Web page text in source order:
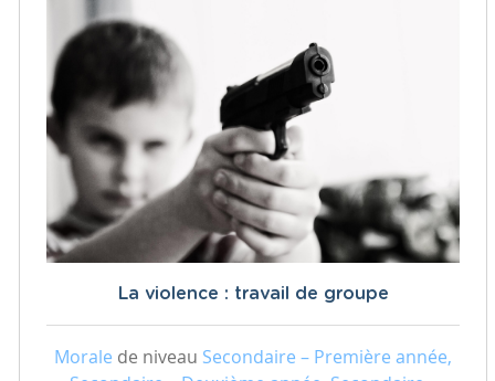
La violence : travail de groupe
Morale de niveau Secondaire – Première année,